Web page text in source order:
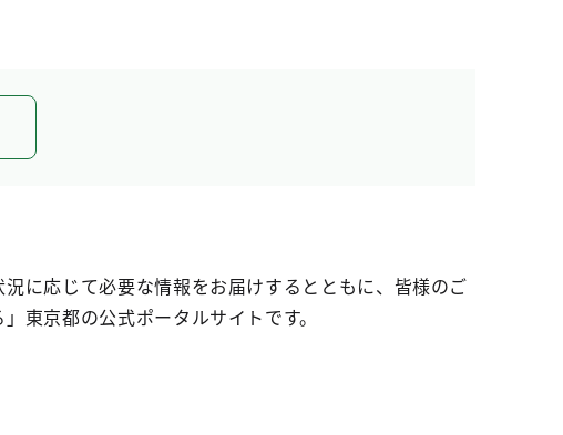
に応じて必要な情報をお届けするとともに、皆様のご
東京都の公式ポータルサイトです。